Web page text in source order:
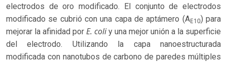
electrodos de oro modificado. El conjunto de electrodos
modificado se cubrió con una capa de aptámero (AE10) para
mejorar la afinidad por E. coliy una mejor unión a la superficie
del electrodo. Utilizando la capa nanoestructurada
modificada con nanotubos de carbono de paredes múltiples